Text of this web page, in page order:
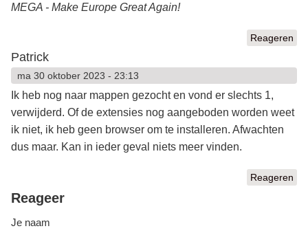
MEGA - Make Europe Great Again!
Reageren
Patrick
ma 30 oktober 2023 - 23:13
Ik heb nog naar mappen gezocht en vond er slechts 1,
verwijderd. Of de extensies nog aangeboden worden weet
ik niet, ik heb geen browser om te installeren. Afwachten
dus maar. Kan in ieder geval niets meer vinden.
Reageren
Reageer
Je naam